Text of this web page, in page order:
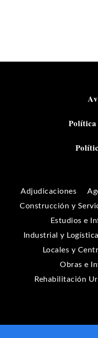
Adjudicaciones
Construcción y
Estudios e
Industrial y Logística
Locales y
Obras e
Rehabilitación